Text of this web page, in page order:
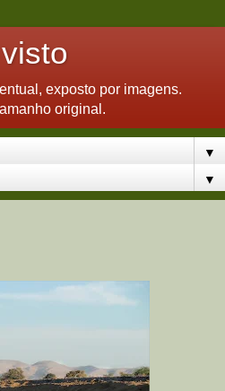
exposto por imagens.
original.
▼
▼